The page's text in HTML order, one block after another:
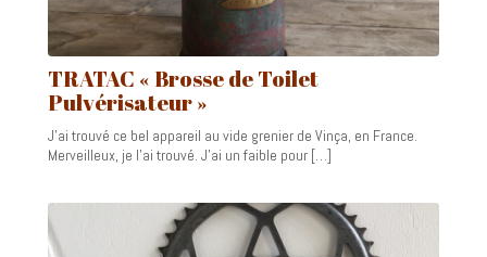
TRATAC « Brosse de Toilet
Pulvérisateur »
J’ai trouvé ce bel appareil au vide grenier de Vinça, en France.
Merveilleux, je l’ai trouvé. J’ai un faible pour […]